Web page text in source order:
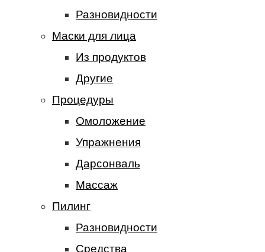
Разновидности
Маски для лица
Из продуктов
Другие
Процедуры
Омоложение
Упражнения
Дарсонваль
Массаж
Пилинг
Разновидности
Средства